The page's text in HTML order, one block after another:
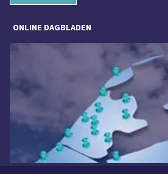
ONLINE DAGBLADEN